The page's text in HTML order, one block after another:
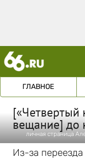
ГЛАВНОЕ
[«Четвертый
вещание] до
личная страница
Из-за